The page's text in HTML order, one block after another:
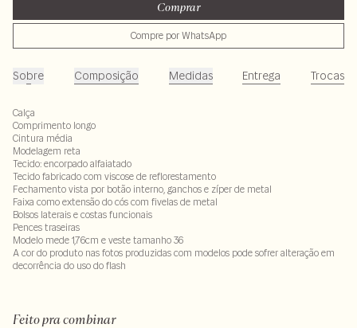
Comprar
Compre por WhatsApp
Sobre Composição Medidas Entrega Trocas
Calça
Comprimento longo
Cintura média
Modelagem reta
Tecido: encorpado alfaiatado
Tecido fabricado com viscose de reflorestamento
Fechamento vista por botão interno, ganchos e zíper de metal
Faixa como extensão do cós com fivelas de metal
Bolsos laterais e costas funcionais
Pences traseiras
Modelo mede 1,76cm e veste tamanho 36
A cor do produto nas fotos produzidas com modelos pode sofrer alteração em
decorrência do uso do flash
Feito pra combinar